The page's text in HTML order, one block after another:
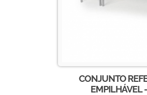
CONJUNTO
EMPILHÁVEL